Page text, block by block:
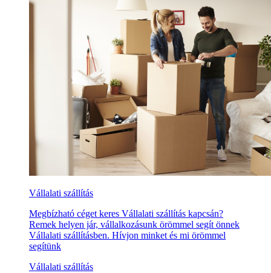
Vállalati szállítás
Megbízható céget keres Vállalati szállítás kapcsán?
Remek helyen jár, vállalkozásunk örömmel segít önnek
Vállalati szállításben. Hívjon minket és mi örömmel
segítünk
Vállalati szállítás